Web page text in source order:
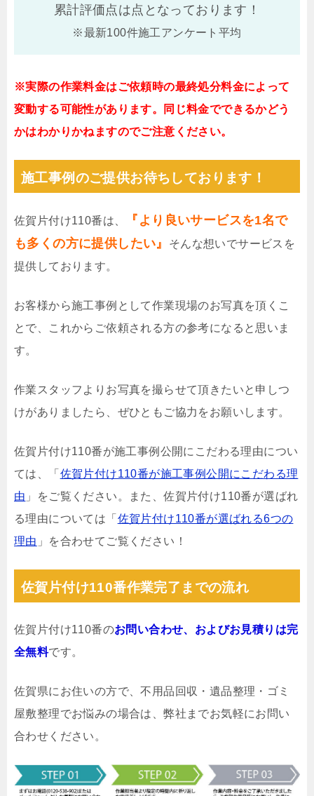
累計評価点は点となっております！
※最新100件施工アンケート平均
※実際の作業料金はご依頼時の最終処分料金によって
変動する可能性があります。同じ料金でできるかどう
かはわかりかねますのでご注意ください。
施工事例のご提供お待ちしております！
佐賀片付け110番は、
『より良いサービスを1名で
も多くの方に提供したい』
そんな想いでサービスを
提供しております。
お客様から施工事例として作業現場のお写真を頂くこ
とで、これからご依頼される方の参考になると思いま
す。
作業スタッフよりお写真を撮らせて頂きたいと申しつ
けがありましたら、ぜひともご協力をお願いします。
佐賀片付け110番が施工事例公開にこだわる理由につい
ては、「 佐賀片付け110番が施工事例公開にこだわる理
由 」をご覧ください。また、佐賀片付け110番が選ばれ
る理由については「 佐賀片付け110番が選ばれる6つの
理由 」を合わせてご覧ください！
佐賀片付け110番作業完了までの流れ
佐賀片付け110番のお問い合わせ、およびお見積りは完
全無料です。
佐賀県にお住いの方で、不用品回収・遺品整理・ゴミ
屋敷整理でお悩みの場合は、弊社までお気軽にお問い
合わせください。